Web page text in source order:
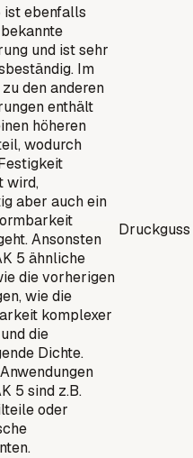
ist ebenfalls
und ist sehr
Im
den anderen
enthält
höheren
wodurch
wird,
aber auch ein
Ansonsten
5 ähnliche
die vorherigen
wie die
komplexer
die
Dichte.
5 sind z.B.
oder
Druckguss